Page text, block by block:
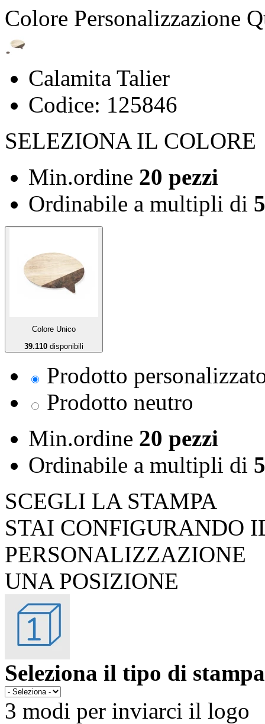
Colore Personalizzazione
Calamita Talier
Codice: 125846
SELEZIONA IL COLORE
Min.ordine 20 pezzi
Ordinabile a multipli di
Colore Unico
39.110 disponibili
Prodotto
Prodotto neutro
Min.ordine 20 pezzi
Ordinabile a multipli di
SCEGLI LA STAMPA
STAI CONFIGURANDO
PERSONALIZZAZIONE
UNA POSIZIONE
Seleziona il tipo di stampa
3 modi per inviarci il logo